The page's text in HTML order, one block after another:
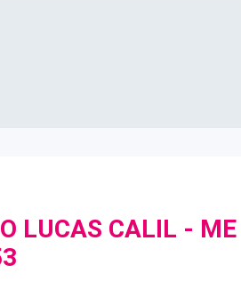
LUCAS CALIL - ME